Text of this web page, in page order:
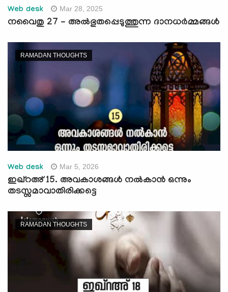
Web desk Mar 28, 2025
നവൈതു 27 - അല്‍ഭുതപ്പെടുത്തുന്ന ദാനധര്‍മ്മങ്ങള്‍
RAMADAN THOUGHTS
Web desk Mar 5, 2026
ഇഖ്റഅ് 15. അവകാശങ്ങള്‍ നൽകാൻ ഒന്നും
തടസ്സമാവാതിരിക്കട്ടെ
RAMADAN THOUGHTS